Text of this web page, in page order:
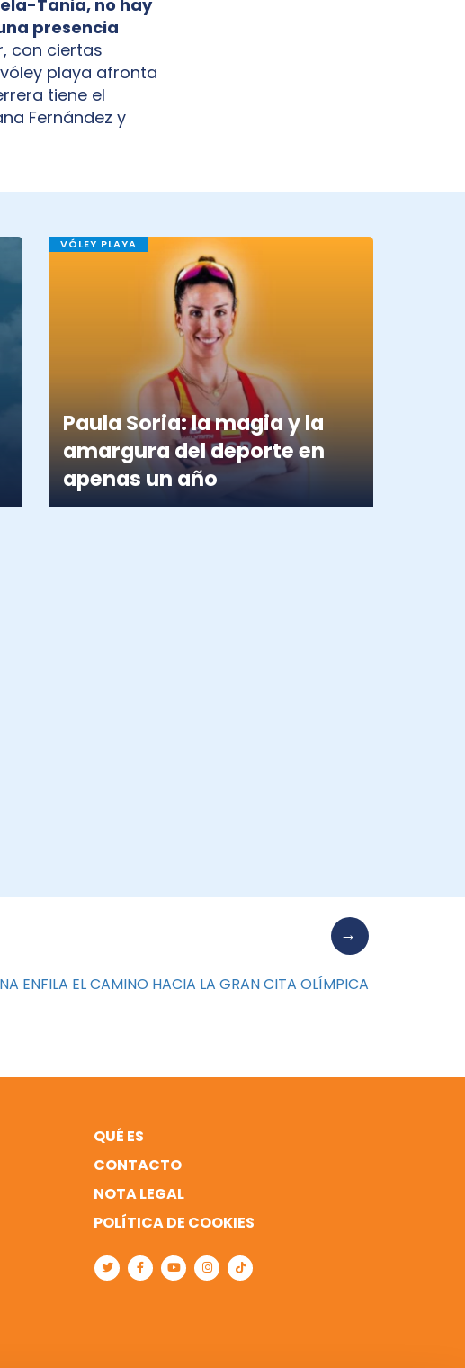
Tania, no hay
presencia
con ciertas
playa afronta
tiene el
Fernández y
VÓLEY PLAYA
Paula Soria: la magia y la
amargura del deporte en
apenas un año
ENFILA EL CAMINO HACIA LA GRAN CITA OLÍMPICA
QUÉ ES
CONTACTO
NOTA LEGAL
POLÍTICA DE COOKIES